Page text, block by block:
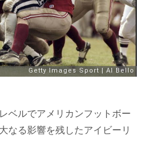
ベルでアメリカンフットボー
なる影響を残したアイビーリ